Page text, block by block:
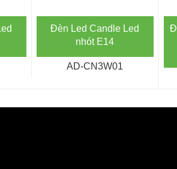
Đèn Led Candle Led
nhót E14
AD-CN3W01